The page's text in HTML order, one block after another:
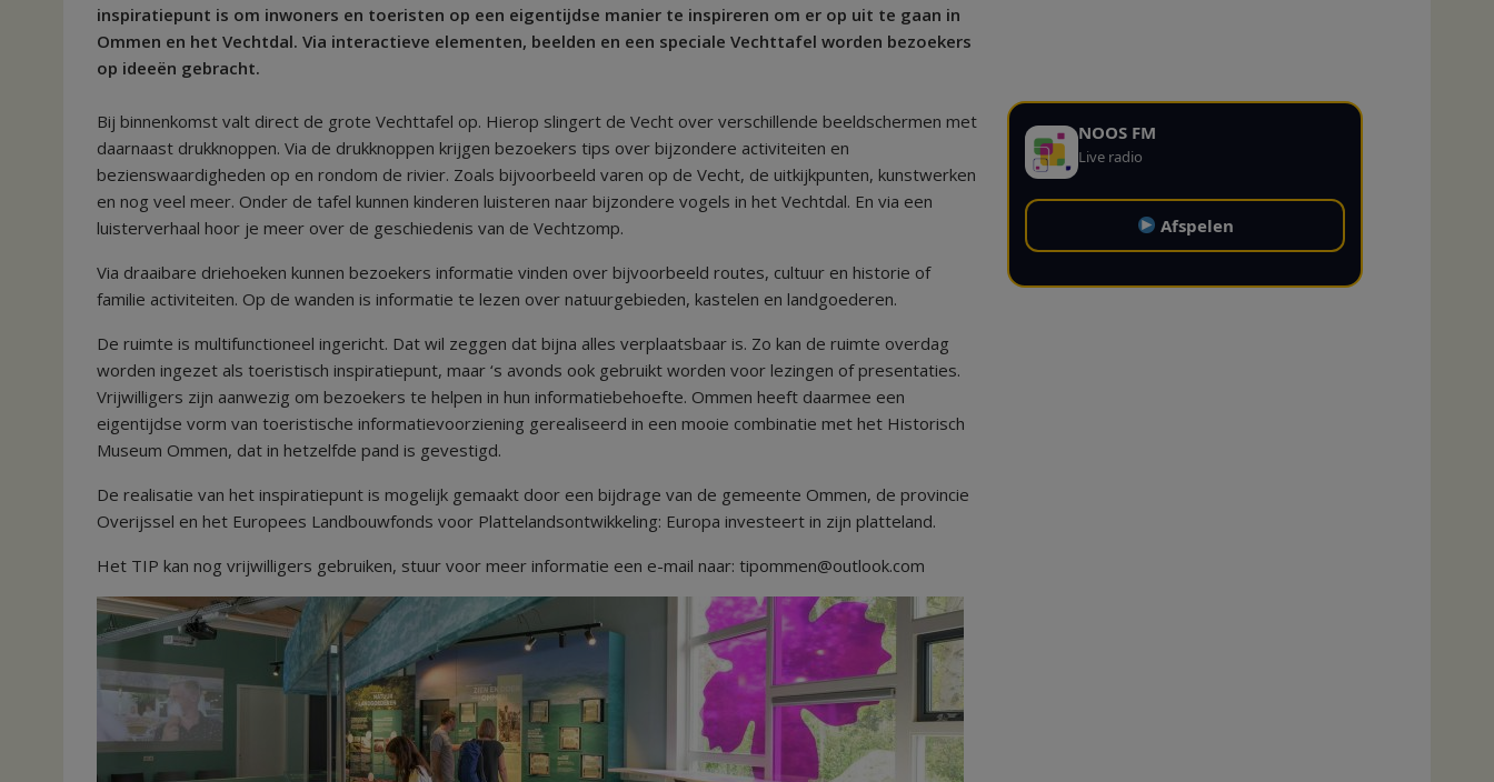
inspiratiepunt is om inwoners en toeristen op een eigentijdse manier te inspireren om er op uit te gaan in
Ommen en het Vechtdal. Via interactieve elementen, beelden en een speciale Vechttafel worden bezoekers
op ideeën gebracht.
Bij binnenkomst valt direct de grote Vechttafel op. Hierop slingert de Vecht over verschillende beeldschermen met
daarnaast drukknoppen. Via de drukknoppen krijgen bezoekers tips over bijzondere activiteiten en
bezienswaardigheden op en rondom de rivier. Zoals bijvoorbeeld varen op de Vecht, de uitkijkpunten, kunstwerken
en nog veel meer. Onder de tafel kunnen kinderen luisteren naar bijzondere vogels in het Vechtdal. En via een
luisterverhaal hoor je meer over de geschiedenis van de Vechtzomp.
Via draaibare driehoeken kunnen bezoekers informatie vinden over bijvoorbeeld routes, cultuur en historie of
familie activiteiten. Op de wanden is informatie te lezen over natuurgebieden, kastelen en landgoederen.
De ruimte is multifunctioneel ingericht. Dat wil zeggen dat bijna alles verplaatsbaar is. Zo kan de ruimte overdag
worden ingezet als toeristisch inspiratiepunt, maar ‘s avonds ook gebruikt worden voor lezingen of presentaties.
Vrijwilligers zijn aanwezig om bezoekers te helpen in hun informatiebehoefte. Ommen heeft daarmee een
eigentijdse vorm van toeristische informatievoorziening gerealiseerd in een mooie combinatie met het Historisch
Museum Ommen, dat in hetzelfde pand is gevestigd.
De realisatie van het inspiratiepunt is mogelijk gemaakt door een bijdrage van de gemeente Ommen, de provincie
Overijssel en het Europees Landbouwfonds voor Plattelandsontwikkeling: Europa investeert in zijn platteland.
Het TIP kan nog vrijwilligers gebruiken, stuur voor meer informatie een e-mail naar: tipommen@outlook.com
NOOS FM
Live radio
Afspelen